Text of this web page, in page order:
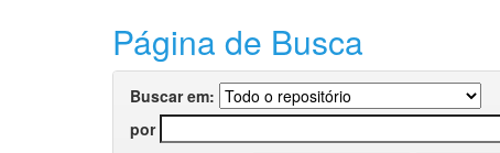
Página de Busca
Buscar em:
por